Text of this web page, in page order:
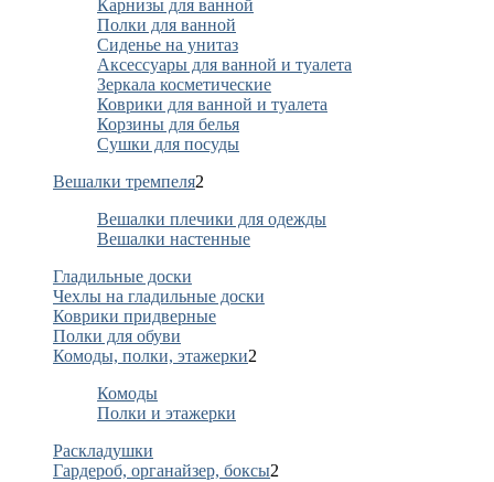
Карнизы для ванной
Полки для ванной
Сиденье на унитаз
Аксессуары для ванной и туалета
Зеркала косметические
Коврики для ванной и туалета
Корзины для белья
Сушки для посуды
Вешалки тремпеля2
Вешалки плечики для одежды
Вешалки настенные
Гладильные доски
Чехлы на гладильные доски
Коврики придверные
Полки для обуви
Комоды, полки, этажерки2
Комоды
Полки и этажерки
Раскладушки
Гардероб, органайзер, боксы2